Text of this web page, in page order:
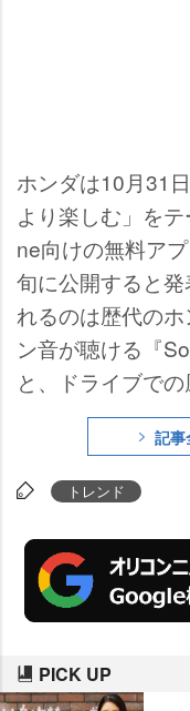
ホンダは10月31
より楽しむ」を
ne向けの無料ア
旬に公開すると
れるのは歴代の
ン音が聴ける『
と、ドライブで
集する『
らはクルマと人
える同社のプロジ
る。
記事
トレンド
PICK UP